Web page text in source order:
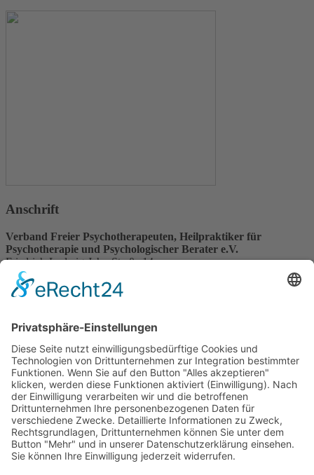
Anschrift
Verband Freier Psychotherapeuten, Heilpraktiker für
Psychotherapie und Psychologischer Berater e.V.
Friedrich-Ludwig-Jahn-Straße 14
31582 Nienburg/Weser
Service-Team
05021-8650320
Diese E-Mail-Adresse ist vor Spambots geschützt! Zur Anzeige
muss JavaScript eingeschaltet sein.
Wir sind Mitglied